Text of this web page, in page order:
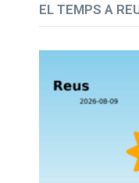
EL TEMPS A